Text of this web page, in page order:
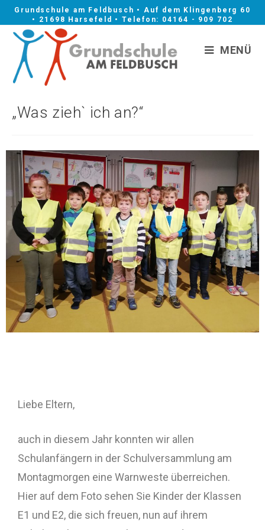
Grundschule am Feldbusch • Auf dem Klingenberg 60
• 21698 Harsefeld • Telefon: 04164 - 909 702
MENÜ
„Was zieh` ich an?“
Liebe Eltern,
auch in diesem Jahr konnten wir allen
Schulanfängern in der Schulversammlung am
Montagmorgen eine Warnweste überreichen.
Hier auf dem Foto sehen Sie Kinder der Klassen
E1 und E2, die sich freuen, nun auf ihrem